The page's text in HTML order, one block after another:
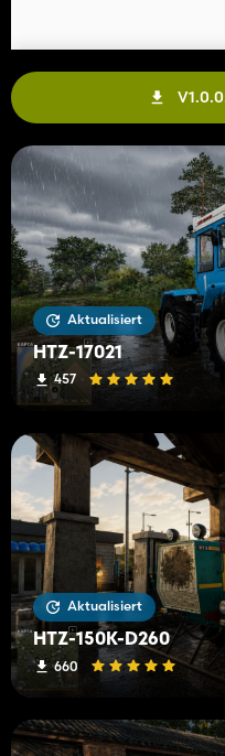
Aktualisiert
HTZ-17021
457
Aktualisiert
HTZ-150K-D260
660